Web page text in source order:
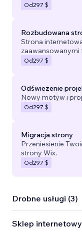
Od297 $
Rozbudowana
Strona
zaawansowanymi
Od297 $
Odświeżenie
Nowy motyw i
Od297 $
Migracja strony
Przeniesienie
strony Wix.
Od297 $
Drobne usługi (3)
Sklep